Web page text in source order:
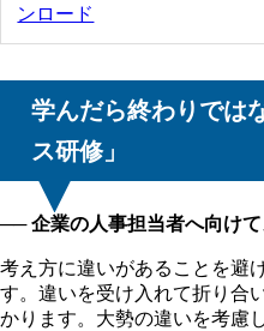
ンロード
学んだら終わりでは
ス研修」
── 企業の人事担当者へ向けて
考え方に違いがあることを避
す。違いを受け入れて折り合
かります。大勢の違いを考慮